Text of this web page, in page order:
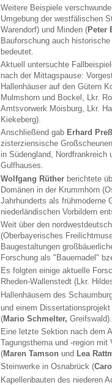
Weitere Beispiele
Umgebung der westfälischen
Warendorf) und Minden (Peter
Bauforschung auch
bedeutet.
Aktuell untersuchte
nach der Mittagspause:
Hallenhäuser auf den Gütern
Mulmshorn und Bockel, Lkr.
Amtsvorwerk Moisburg, Lkr.
Kiekeberg).
Anschließend gab Erhard
zisterziensische
in Südengland, Nordfrankreich
Gulfhauses.
Wolfgang Rüther berichtete
Domänen in der Krummhörn
Jahrhunderts als frühmoderne
niederländischen Vorbildern
Weit über den
(Oberbayerisches
Baugestaltungen
Forschung als "Bauernadel"
Es folgten einige aktuelle
Rheden-Wallenstedt (Lkr.
Hallenhäusern des
und einem
(Mario Schmelter, Greifswald).
Eine letzte Sektion nach dem
Tagungsthema und -region mit
(Maren Tamson und Lea
Steinwerke in Osnabrück (
Kapellenbauten des niederen